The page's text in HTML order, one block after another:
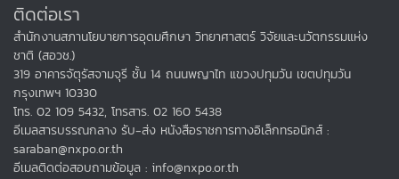
ติดต่อเรา
สำนักงานสภานโยบายการอุดมศึกษา วิทยาศาสตร์ วิจัยและนวัตกรรมแห่ง
ชาติ (สอวช.)
319 อาคารจัตุรัสจามจุรี ชั้น 14 ถนนพญาไท แขวงปทุมวัน เขตปทุมวัน
กรุงเทพฯ 10330
โทร. 02 109 5432, โทรสาร. 02 160 5438
อีเมลสารบรรณกลาง รับ-ส่ง หนังสือราชการทางอิเล็กทรอนิกส์ :
saraban@nxpo.or.th
อีเมลติดต่อสอบถามข้อมูล : info@nxpo.or.th